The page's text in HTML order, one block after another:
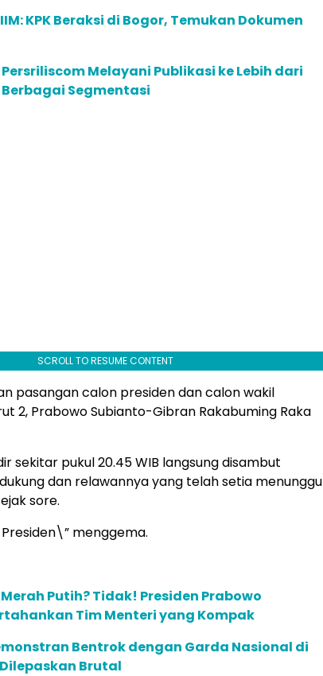
KPK Beraksi di Bogor, Temukan Dokumen
Melayani Publikasi ke Lebih dari
Berbagai Segmentasi
SCROLL TO RESUME CONTENT
pasangan calon presiden dan calon wakil
2, Prabowo Subianto-Gibran Rakabuming Raka
sekitar pukul 20.45 WIB langsung disambut
dan relawannya yang telah setia menunggu
sore.
menggema.
Putih? Tidak! Presiden Prabowo
Tim Menteri yang Kompak
Bentrok dengan Garda Nasional di
Brutal